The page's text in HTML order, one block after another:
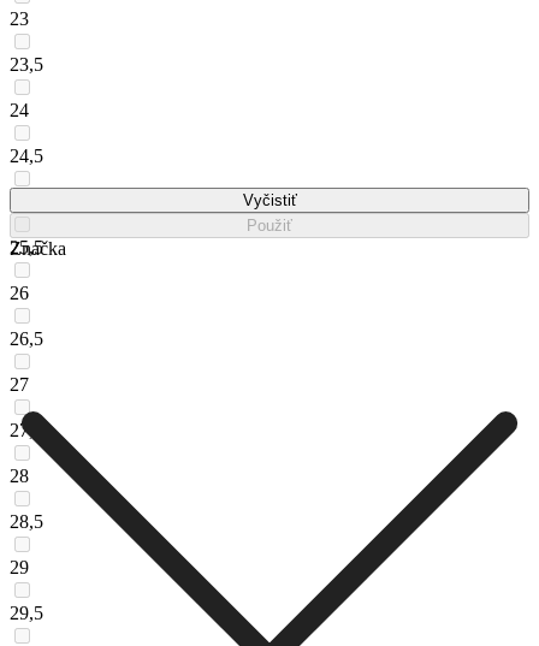
23
23,5
24
24,5
25,5
26
26,5
27
27,5
28
28,5
29
29,5
Vyčistiť
Použiť
Značka